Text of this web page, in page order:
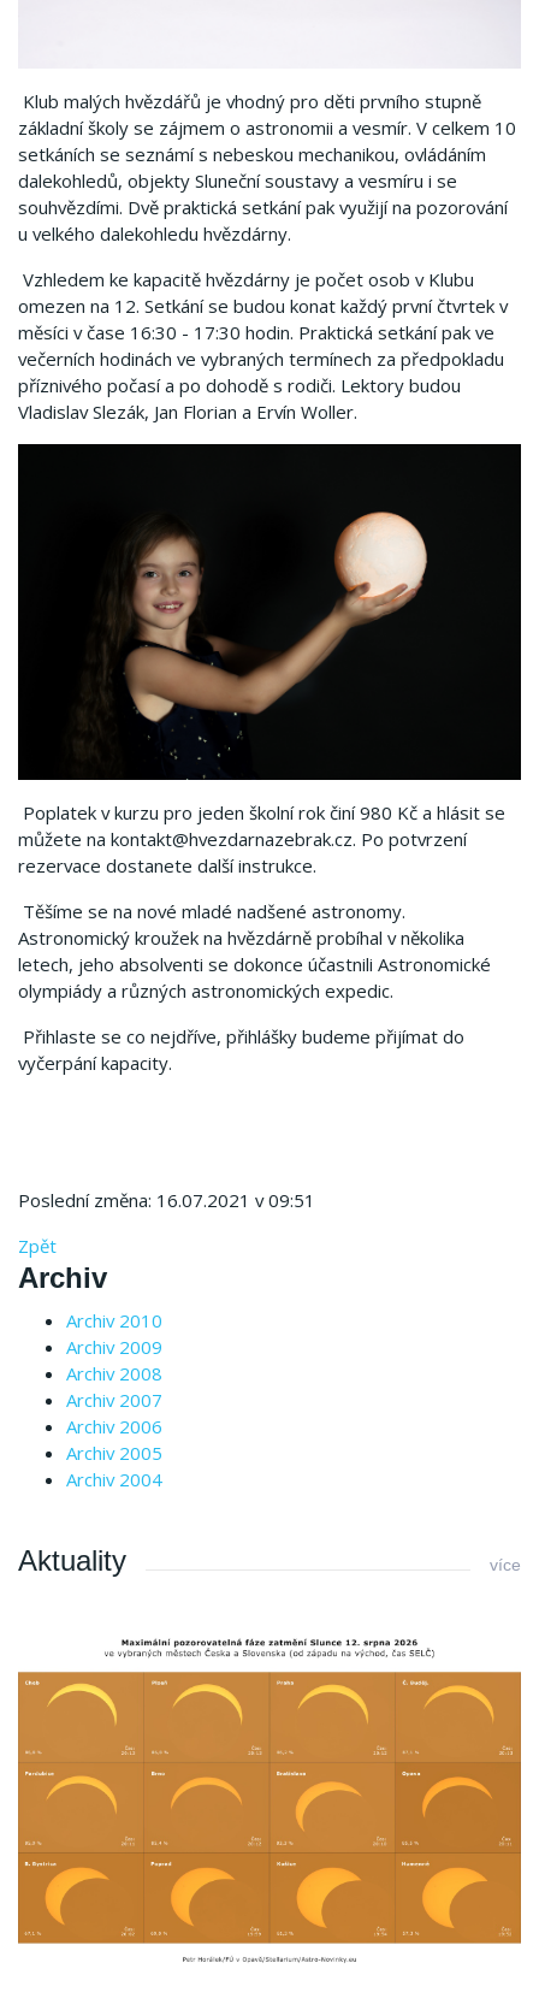
Klub malých hvězdářů je vhodný pro děti prvního stupně
základní školy se zájmem o astronomii a vesmír. V celkem 10
setkáních se seznámí s nebeskou mechanikou, ovládáním
dalekohledů, objekty Sluneční soustavy a vesmíru i se
souhvězdími. Dvě praktická setkání pak využijí na pozorování
u velkého dalekohledu hvězdárny.
Vzhledem ke kapacitě hvězdárny je počet osob v Klubu
omezen na 12. Setkání se budou konat každý první čtvrtek v
měsíci v čase 16:30 - 17:30 hodin. Praktická setkání pak ve
večerních hodinách ve vybraných termínech za předpokladu
příznivého počasí a po dohodě s rodiči. Lektory budou
Vladislav Slezák, Jan Florian a Ervín Woller.
Poplatek v kurzu pro jeden školní rok činí 980 Kč a hlásit se
můžete na kontakt@hvezdarnazebrak.cz. Po potvrzení
rezervace dostanete další instrukce.
Těšíme se na nové mladé nadšené astronomy.
Astronomický kroužek na hvězdárně probíhal v několika
letech, jeho absolventi se dokonce účastnili Astronomické
olympiády a různých astronomických expedic.
Přihlaste se co nejdříve, přihlášky budeme přijímat do
vyčerpání kapacity.
Poslední změna: 16.07.2021 v 09:51
Zpět
Archiv
Archiv 2010
Archiv 2009
Archiv 2008
Archiv 2007
Archiv 2006
Archiv 2005
Archiv 2004
Aktuality více